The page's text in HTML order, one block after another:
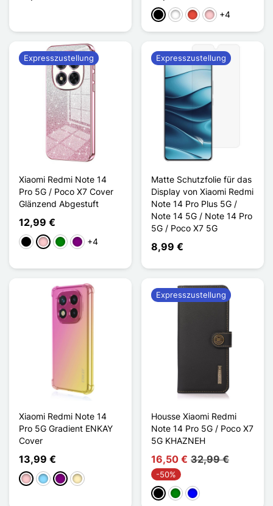
Schwarz
WeißRot Pink+4
Xiaomi Redmi Note 14
Pro 5G / Poco X7 Cover
Glänzend Abgestuft
12,99 €
Schwarz
PinkGrünViolett
+4
Expresszustellung
Matte Schutzfolie für das
Display von Xiaomi Redmi
Note 14 Pro Plus 5G /
Note 14 5G / Note 14 Pro
5G / Poco X7 5G
8,99 €
Expresszustellung
Xiaomi Redmi Note 14
Pro 5G Gradient ENKAY
Cover
13,99 €
PinkHellblauViolettGolden
Housse Xiaomi Redmi
Note 14 Pro 5G / Poco X7
5G KHAZNEH
16,50 € 32,99 €
-50%
Schwarz
GrünBlau
Expresszustellung